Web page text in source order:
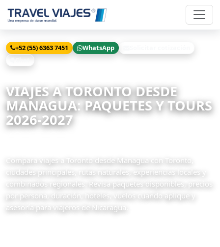
+52 (55) 6363 7451 WhatsApp
VIAJES A TORONTO DESDE
MANAGUA: PAQUETES Y TOURS
2026-2027
Compara viajes a Toronto desde Managua con Toronto,
ciudades principales, rutas naturales, experiencias locales y
combinados regionales. Revisa paquetes disponibles, precios
por persona, duración, hoteles, vuelos cuando aplique y
asesoría para viajeros de Nicaragua.